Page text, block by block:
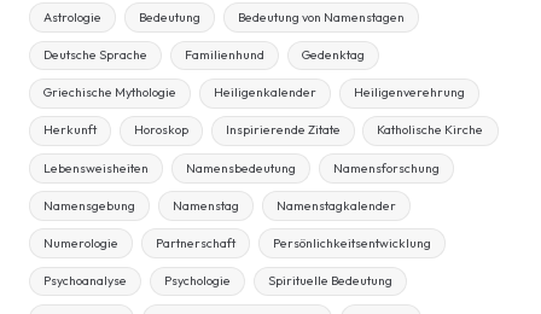
Astrologie Bedeutung Bedeutung von Namenstagen
Deutsche Sprache Familienhund Gedenktag
Griechische Mythologie Heiligenkalender Heiligenverehrung
Herkunft Horoskop Inspirierende Zitate Katholische Kirche
Lebensweisheiten Namensbedeutung Namensforschung
Namensgebung Namenstag Namenstagkalender
Numerologie Partnerschaft Persönlichkeitsentwicklung
Psychoanalyse Psychologie Spirituelle Bedeutung